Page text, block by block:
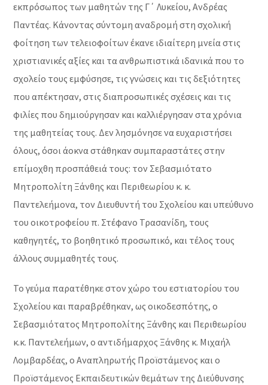
εκπρόσωπος των μαθητών της Γ΄ Λυκείου, Ανδρέας
Παντέας. Κάνοντας σύντομη αναδρομή στη σχολική
φοίτηση των τελειοφοίτων έκανε ιδιαίτερη μνεία στις
χριστιανικές αξίες και τα ανθρωπιστικά ιδανικά που το
σχολείο τους εμφύσησε, τις γνώσεις και τις δεξιότητες
που απέκτησαν, στις διαπροσωπικές σχέσεις και τις
φιλίες που δημιούργησαν και καλλιέργησαν στα χρόνια
της μαθητείας τους. Δεν λησμόνησε να ευχαριστήσει
όλους, όσοι άοκνα στάθηκαν συμπαραστάτες στην
επίμοχθη προσπάθειά τους: τον Σεβασμιότατο
Μητροπολίτη Ξάνθης και Περιθεωρίου κ. κ.
Παντελεήμονα, τον Διευθυντή του Σχολείου και υπεύθυνο
του οικοτροφείου π. Στέφανο Τρασανίδη, τους
καθηγητές, το βοηθητικό προσωπικό, και τέλος τους
άλλους συμμαθητές τους.
Το γεύμα παρατέθηκε στον χώρο του εστιατορίου του
Σχολείου και παραβρέθηκαν, ως οικοδεσπότης, ο
Σεβασμιότατος Μητροπολίτης Ξάνθης και Περιθεωρίου
κ.κ. Παντελεήμων, ο αντιδήμαρχος Ξάνθης κ. Μιχαήλ
Λομβαρδέας, ο Αναπληρωτής Προϊστάμενος και ο
Προϊστάμενος Εκπαιδευτικών θεμάτων της Διεύθυνσης